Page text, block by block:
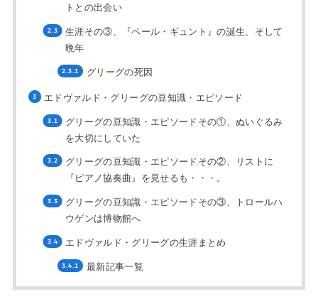
トとの出会い
生涯その③、『ペール・ギュント』の誕生、そして
晩年
グリーグの死因
エドヴァルド・グリーグの豆知識・エピソード
グリーグの豆知識・エピソードその①、ぬいぐるみ
を大切にしていた
グリーグの豆知識・エピソードその②、リストに
『ピアノ協奏曲』を見せるも・・・。
グリーグの豆知識・エピソードその③、トロールハ
ウゲンは博物館へ
エドヴァルド・グリーグの生涯まとめ
最新記事一覧